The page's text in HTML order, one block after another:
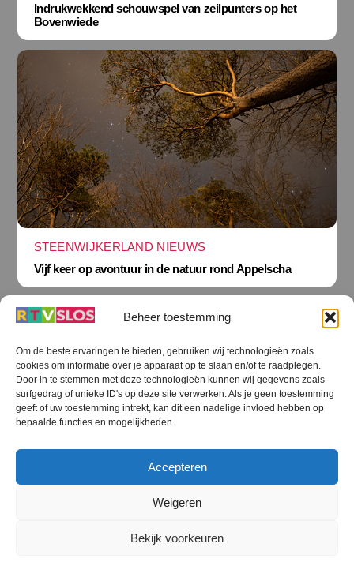
Beheer toestemming
Om de beste ervaringen te bieden, gebruiken wij technologieën zoals
cookies om informatie over je apparaat op te slaan en/of te raadplegen.
Door in te stemmen met deze technologieën kunnen wij gegevens zoals
surfgedrag of unieke ID's op deze site verwerken. Als je geen toestemming
geeft of uw toestemming intrekt, kan dit een nadelige invloed hebben op
bepaalde functies en mogelijkheden.
Accepteren
Weigeren
Bekijk voorkeuren
Indrukwekkend schouwspel van zeilpunters op het
Bovenwiede
STEENWIJKERLAND NIEUWS
Vijf keer op avontuur in de natuur rond Appelscha
Terug
naar
boven
RTV SLOS
RTV SLOS ANBI